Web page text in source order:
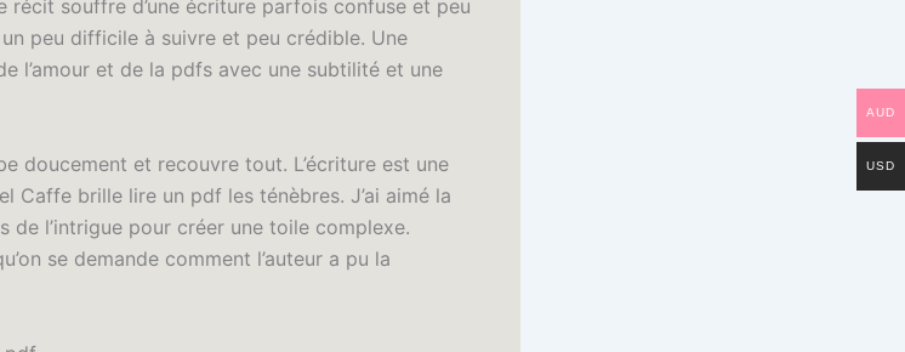
récit souffre d’une écriture parfois confuse et peu
peu difficile à suivre et peu crédible. Une
l’amour et de la pdfs avec une subtilité et une
doucement et recouvre tout. L’écriture est une
Caffe brille lire un pdf les ténèbres. J’ai aimé la
de l’intrigue pour créer une toile complexe.
se demande comment l’auteur a pu la
AUD
USD